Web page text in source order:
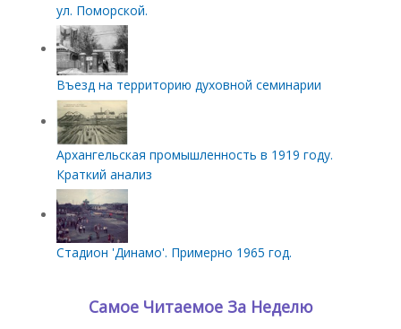
ул. Поморской.
Въезд на территорию духовной семинарии
Архангельская промышленность в 1919 году.
Краткий анализ
Стадион 'Динамо'. Примерно 1965 год.
Самое Читаемое За Неделю